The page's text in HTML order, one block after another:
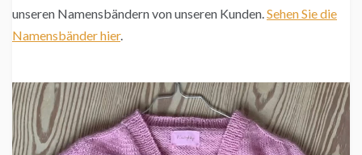
unseren Namensbändern von unseren Kunden. Sehen Sie die
Namensbänder hier.